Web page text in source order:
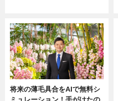
将来の薄毛具合をAIで無料シ